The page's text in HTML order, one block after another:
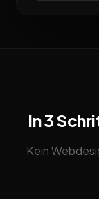
In 3
Kein